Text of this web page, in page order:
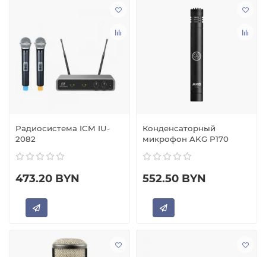
Радиосистема ICM IU-
2082
473.20 BYN
Конденсаторный
микрофон AKG P170
552.50 BYN